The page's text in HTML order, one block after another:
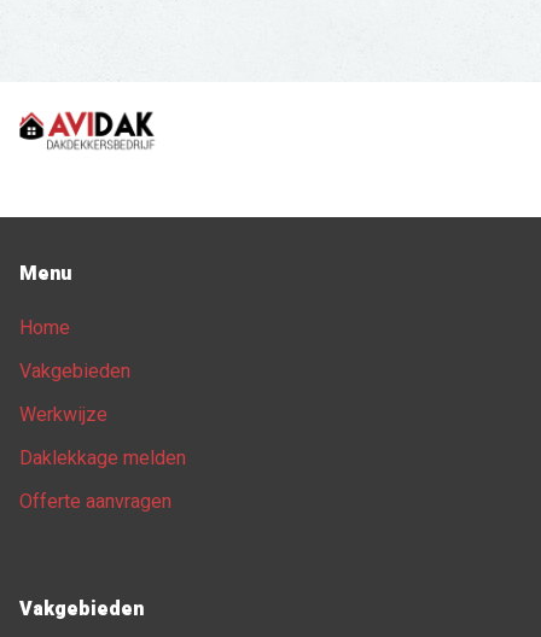
Menu
Home
Vakgebieden
Werkwijze
Daklekkage melden
Offerte aanvragen
Vakgebieden